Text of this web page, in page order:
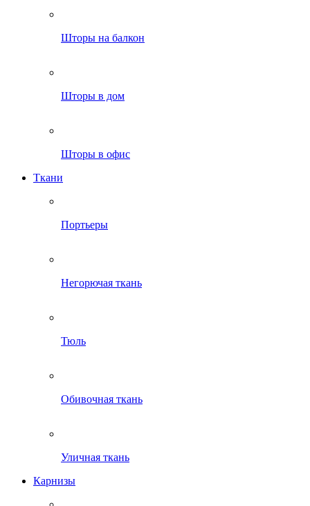
Шторы на балкон
Шторы в дом
Шторы в офис
Ткани
Портьеры
Негорючая ткань
Тюль
Обивочная ткань
Уличная ткань
Карнизы